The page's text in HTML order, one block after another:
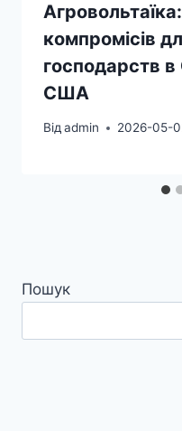
компромісів
господарств
США
Відadmin 2026-05-
Пошук